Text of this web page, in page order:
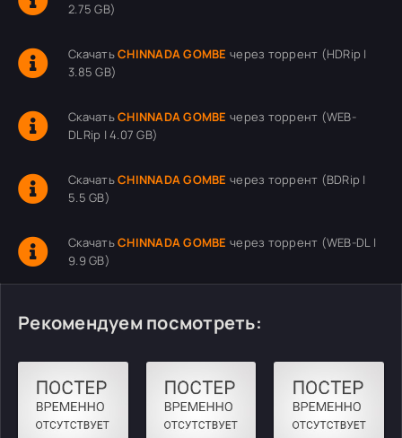
2.75 GB)
СкачатьCHINNADA GOMBE через торрент (HDRip |
3.85 GB)
СкачатьCHINNADA GOMBE через торрент (WEB-
DLRip | 4.07 GB)
СкачатьCHINNADA GOMBE через торрент (BDRip |
5.5 GB)
СкачатьCHINNADA GOMBE через торрент (WEB-DL |
9.9 GB)
Рекомендуем посмотреть: